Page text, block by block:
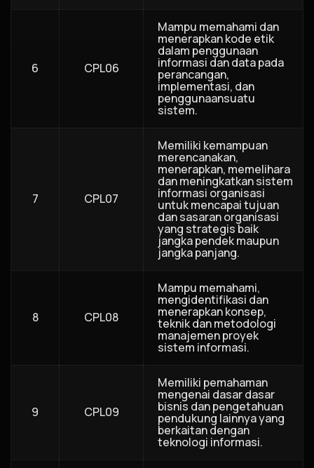
6 CPL06
Mampu memahami dan
menerapkan kode etik
dalam penggunaan
informasi dan data pada
perancangan,
implementasi, dan
penggunaansuatu
sistem.
7 CPL07
Memiliki kemampuan
merencanakan,
menerapkan, memelihara
dan meningkatkan sistem
informasi organisasi
untuk mencapai tujuan
dan sasaran organisasi
yang strategis baik
jangka pendek maupun
jangka panjang.
8 CPL08
Mampu memahami,
mengidentifikasi dan
menerapkan konsep,
teknik dan metodologi
manajemen proyek
sistem informasi.
9 CPL09
Memiliki pemahaman
mengenai dasar dasar
bisnis dan pengetahuan
pendukung lainnya yang
berkaitan dengan
teknologi informasi.